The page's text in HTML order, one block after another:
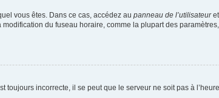
vous êtes. Dans ce cas, accédez au panneau de l’utilisateuret
du fuseau horaire, comme la plupart des
toujours incorrecte, il se peut que le serveur ne soit pas à